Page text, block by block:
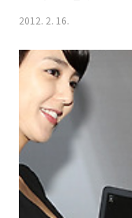
의 경우 삼성 노트북 뉴시
인치 모델 모두 9.8초의 경
른 상태에서 시작한 시간
전원 없이 켜도 전원 버튼
속도를 보여주더군요. 특
2012. 2. 16.